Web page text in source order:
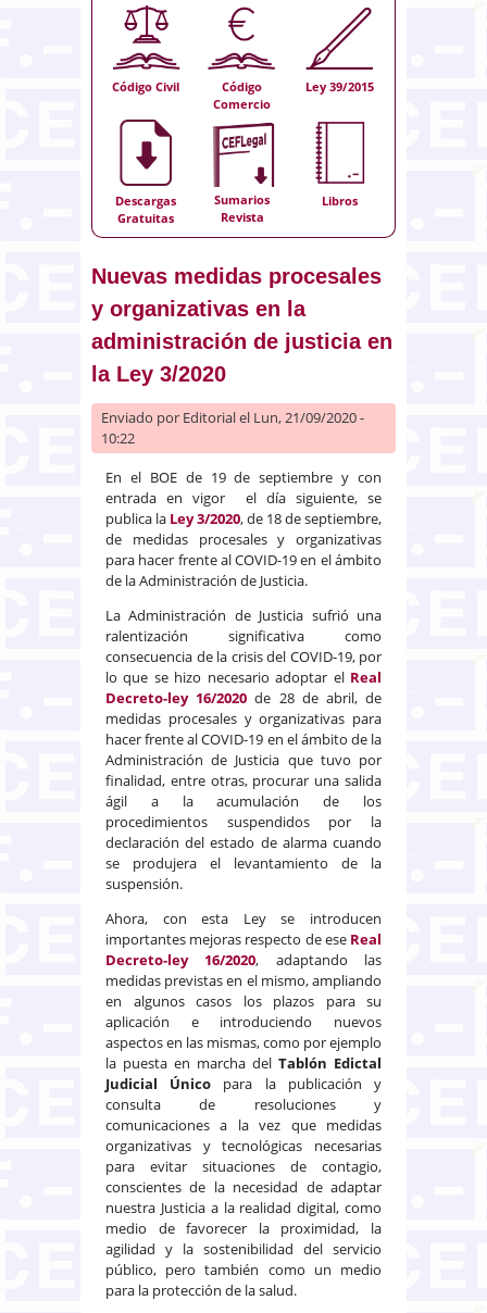
Código Civil
Código
Comercio
Ley 39/2015
Descargas
Gratuitas
Sumarios
Revista
Libros
Nuevas medidas procesales
y organizativas en la
administración de justicia en
la Ley 3/2020
Enviado por Editorialel Lun, 21/09/2020 -
10:22
En el BOE de 19 de septiembre y con
entrada en vigor el día siguiente, se
publica la Ley 3/2020, de 18 de septiembre,
de medidas procesales y organizativas
para hacer frente al COVID-19 en el ámbito
de la Administración de Justicia.
La Administración de Justicia sufrió una
ralentización significativa como
consecuencia de la crisis del COVID-19, por
lo que se hizo necesario adoptar el Real
Decreto-ley 16/2020 de 28 de abril, de
medidas procesales y organizativas para
hacer frente al COVID-19 en el ámbito de la
Administración de Justicia que tuvo por
finalidad, entre otras, procurar una salida
ágil a la acumulación de los
procedimientos suspendidos por la
declaración del estado de alarma cuando
se produjera el levantamiento de la
suspensión.
Ahora, con esta Ley se introducen
importantes mejoras respecto de ese Real
Decreto-ley 16/2020, adaptando las
medidas previstas en el mismo, ampliando
en algunos casos los plazos para su
aplicación e introduciendo nuevos
aspectos en las mismas, como por ejemplo
la puesta en marcha del Tablón Edictal
Judicial Único para la publicación y
consulta de resoluciones y
comunicaciones a la vez que medidas
organizativas y tecnológicas necesarias
para evitar situaciones de contagio,
conscientes de la necesidad de adaptar
nuestra Justicia a la realidad digital, como
medio de favorecer la proximidad, la
agilidad y la sostenibilidad del servicio
público, pero también como un medio
para la protección de la salud.